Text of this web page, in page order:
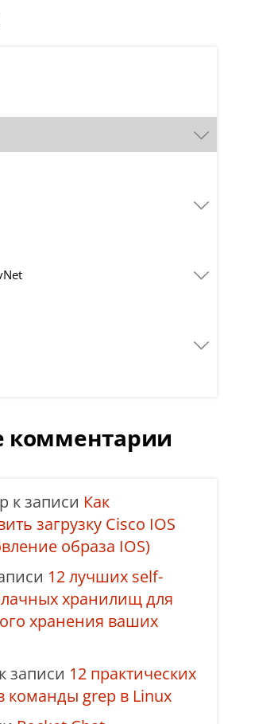
комментарии
к записи Как
загрузку Cisco IOS
образа IOS)
12 лучших self-
хранилищ для
хранения ваших
к записи 12 практических
команды grep в Linux